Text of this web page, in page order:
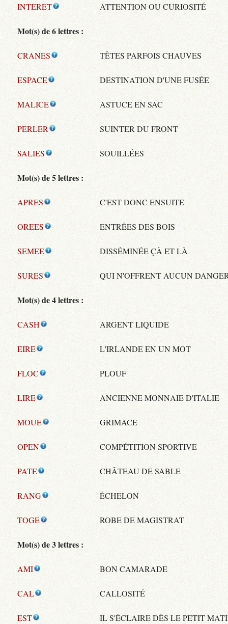
INTERET ATTENTION OU CURIOSITÉ
Mot(s) de 6 lettres :
CRANES TÊTES PARFOIS CHAUVES
ESPACE DESTINATION D'UNE FUSÉE
MALICE ASTUCE EN SAC
PERLER SUINTER DU FRONT
SALIES SOUILLÉES
Mot(s) de 5 lettres :
APRES C'EST DONC ENSUITE
OREES ENTRÉES DES BOIS
SEMEE DISSÉMINÉE ÇÀ ET LÀ
SURES QUI N'OFFRENT AUCUN
Mot(s) de 4 lettres :
CASH ARGENT LIQUIDE
EIRE L'IRLANDE EN UN MOT
FLOC PLOUF
LIRE ANCIENNE MONNAIE D'ITALIE
MOUE GRIMACE
OPEN COMPÉTITION SPORTIVE
PATE CHÂTEAU DE SABLE
RANG ÉCHELON
TOGE ROBE DE MAGISTRAT
Mot(s) de 3 lettres :
AMI BON CAMARADE
CAL CALLOSITÉ
EST IL S'ÉCLAIRE DÈS LE PETIT